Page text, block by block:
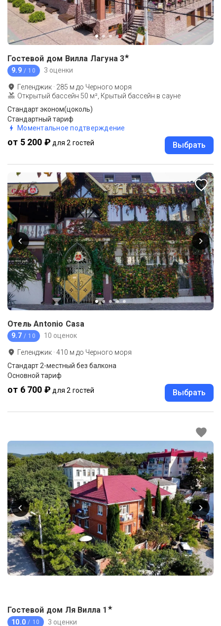
Гостевой дом Вилла Лагуна 3★
9.9 / 10 3 оценки
Геленджик · 285 м до Черного моря
Открытый бассейн 50 м², Крытый бассейн в сауне
Стандарт эконом(цоколь)
Стандартный тариф
Моментальное подтверждение
от 5 200 ₽ для 2 гостей Выбрать
Отель Antonio Casa
9.7 / 10 10 оценок
Геленджик ·410 м до Черного моря
Стандарт 2-местный без балкона
Основной тариф
от 6 700 ₽ для 2 гостей Выбрать
Гостевой дом Ля Вилла 1 ★
10.0 / 10 3 оценки